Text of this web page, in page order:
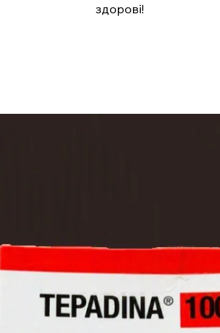
здорові!